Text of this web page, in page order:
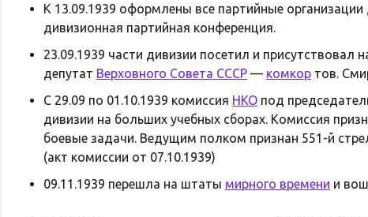
К 13.09.1939 оформлены все партийные организации
дивизионная партийная конференция.
23.09.1939 части дивизии посетил и присутствовал
депутат Верховного Совета СССР — комкор тов.
С 29.09 по 01.10.1939 комиссия НКО под
дивизии на больших учебных сборах. Комиссия
боевые задачи. Ведущим полком признан 551-й
(акт комиссии от 07.10.1939)
09.11.1939 перешла на штаты мирного времени и